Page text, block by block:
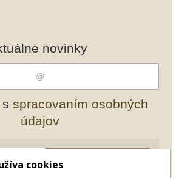
novinky
spracovaním osobných
údajov
cookies